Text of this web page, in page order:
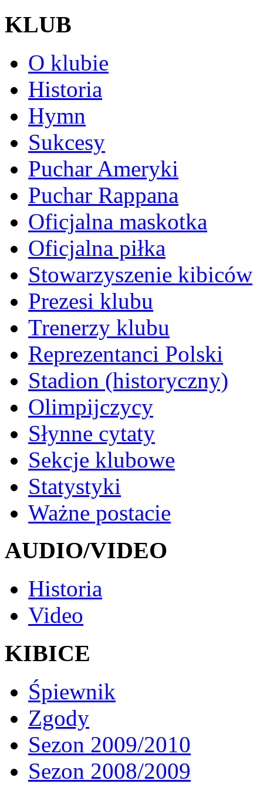
KLUB
O klubie
Historia
Hymn
Sukcesy
Puchar Ameryki
Puchar Rappana
Oficjalna maskotka
Oficjalna piłka
Stowarzyszenie kibiców
Prezesi klubu
Trenerzy klubu
Reprezentanci Polski
Stadion (historyczny)
Olimpijczycy
Słynne cytaty
Sekcje klubowe
Statystyki
Ważne postacie
AUDIO/VIDEO
Historia
Video
KIBICE
Śpiewnik
Zgody
Sezon 2009/2010
Sezon 2008/2009